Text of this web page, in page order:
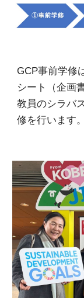
GCP事前学修
シート（企画
教員のシラバ
修を行います。